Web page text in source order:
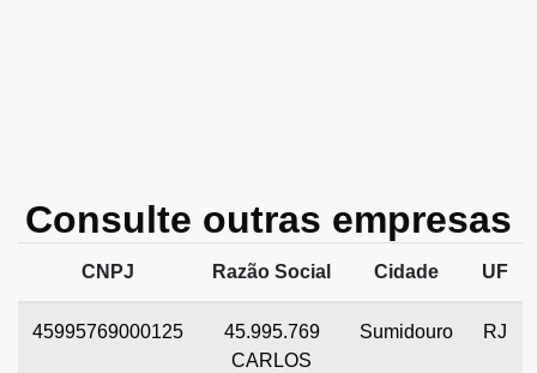
Consulte outras empresas
CNPJ Razão Social Cidade UF
45995769000125
45.995.769
CARLOS
Sumidouro RJ